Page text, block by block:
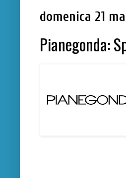
domenica 21
Pianegonda: